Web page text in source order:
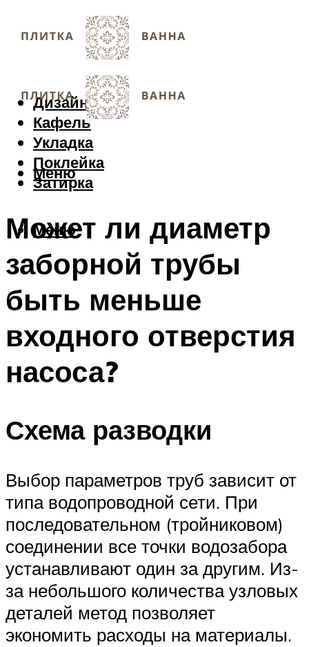
Дизайн
Кафель
Укладка
Поклейка
Затирка
Меню
Меню
Может ли диаметр
заборной трубы
быть меньше
входного отверстия
насоса?
Схема разводки
Выбор параметров труб зависит от
типа водопроводной сети. При
последовательном (тройниковом)
соединении все точки водозабора
устанавливают один за другим. Из-
за небольшого количества узловых
деталей метод позволяет
экономить расходы на материалы.